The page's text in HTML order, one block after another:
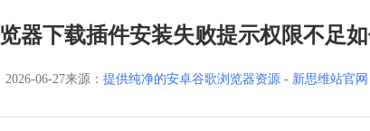
器下载插件安装失败提示权限不足
2026-06-27来源： 提供纯净的安卓谷歌浏览器资源 - 新思维站官网